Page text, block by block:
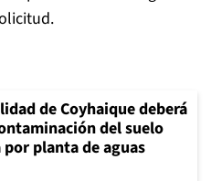
de Coyhaique deberá
del suelo
por planta de aguas